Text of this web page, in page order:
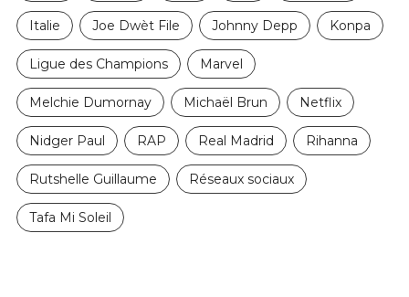
Italie Joe Dwèt File Johnny Depp Konpa
Ligue des Champions Marvel
Melchie Dumornay Michaël Brun Netflix
Nidger Paul RAP Real Madrid Rihanna
Rutshelle Guillaume Réseaux sociaux
Tafa Mi Soleil